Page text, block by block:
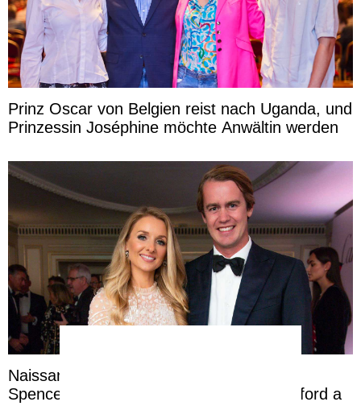
Prinz Oscar von Belgien reist nach Uganda, und
Prinzessin Joséphine möchte Anwältin werden
Naissance secrète d’un héritier chez les
Spencer-Churchill : la marquise de Blandford a